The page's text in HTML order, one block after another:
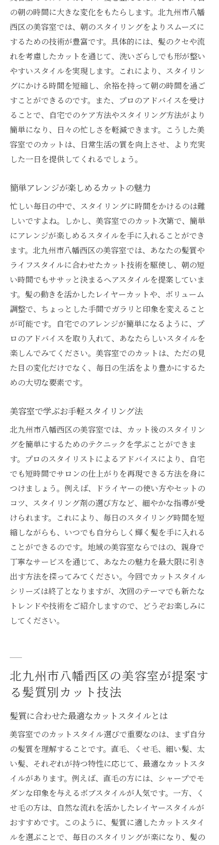
の朝の時間に大きな変化をもたらします。北九州市八幡
西区の美容室では、朝のスタイリングをよりスムーズに
するための技術が豊富です。具体的には、髪のクセや流
れを考慮したカットを通じて、洗いざらしでも形が整い
やすいスタイルを実現します。これにより、スタイリン
グにかける時間を短縮し、余裕を持って朝の時間を過ご
すことができるのです。また、プロのアドバイスを受け
ることで、自宅でのケア方法やスタイリング方法がより
簡単になり、日々の忙しさを軽減できます。こうした美
容室でのカットは、日常生活の質を向上させ、より充実
した一日を提供してくれるでしょう。
簡単アレンジが楽しめるカットの魅力
忙しい毎日の中で、スタイリングに時間をかけるのは難
しいですよね。しかし、美容室でのカット次第で、簡単
にアレンジが楽しめるスタイルを手に入れることができ
ます。北九州市八幡西区の美容室では、あなたの髪質や
ライフスタイルに合わせたカット技術を駆使し、朝の短
い時間でもササッと決まるヘアスタイルを提案していま
す。髪の動きを活かしたレイヤーカットや、ボリューム
調整で、ちょっとした手間でガラリと印象を変えること
が可能です。自宅でのアレンジが簡単になるように、プ
ロのアドバイスを取り入れて、あなたらしいスタイルを
楽しんでみてください。美容室でのカットは、ただの見
た目の変化だけでなく、毎日の生活をより豊かにするた
めの大切な要素です。
美容室で学ぶお手軽スタイリング法
北九州市八幡西区の美容室では、カット後のスタイリン
グを簡単にするためのテクニックを学ぶことができま
す。プロのスタイリストによるアドバイスにより、自宅
でも短時間でサロンの仕上がりを再現できる方法を身に
つけましょう。例えば、ドライヤーの使い方やセットの
コツ、スタイリング剤の選び方など、細やかな指導が受
けられます。これにより、毎日のスタイリング時間を短
縮しながらも、いつでも自分らしく輝く髪を手に入れる
ことができるのです。地域の美容室ならではの、親身で
丁寧なサービスを通じて、あなたの魅力を最大限に引き
出す方法を探ってみてください。今回でカットスタイル
シリーズは終了となりますが、次回のテーマでも新たな
トレンドや技術をご紹介しますので、どうぞお楽しみに
してください。
北九州市八幡西区の美容室が提案す
る髪質別カット技法
髪質に合わせた最適なカットスタイルとは
美容室でのカットスタイル選びで重要なのは、まず自分
の髪質を理解することです。直毛、くせ毛、細い髪、太
い髪、それぞれが持つ特性に応じて、最適なカットスタ
イルがあります。例えば、直毛の方には、シャープでモ
ダンな印象を与えるボブスタイルが人気です。一方、く
せ毛の方は、自然な流れを活かしたレイヤースタイルが
おすすめです。このように、髪質に適したカットスタイ
ルを選ぶことで、毎日のスタイリングが楽になり、髪の